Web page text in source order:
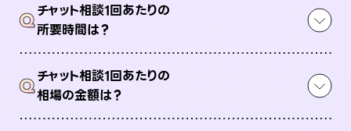
Qチャット相談1回あたりの
所要時間は？
Qチャット相談1回あたりの
相場の金額は？